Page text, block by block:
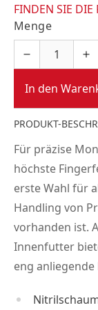
FINDEN SIE DIE
Menge
In den
PRODUKT-
Für präzise
höchste
erste Wahl für
Handling von
vorhanden ist.
Innenfutter
eng anliegende